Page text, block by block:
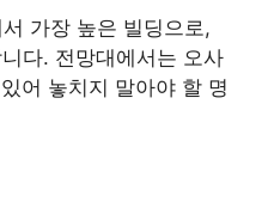
가장 높은 빌딩으로,
다. 전망대에서는 오사
어 놓치지 말아야 할 명